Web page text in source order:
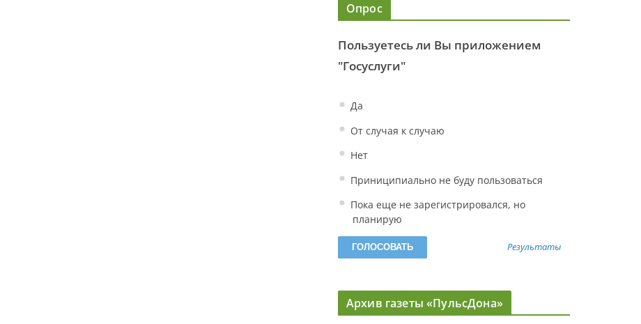
Опрос
Пользуетесь ли Вы приложением
"Госуслуги"
Да
От случая к случаю
Нет
Приниципиально не буду пользоваться
Пока еще не зарегистрировался, но
планирую
Результаты
Архив газеты «ПульсДона»